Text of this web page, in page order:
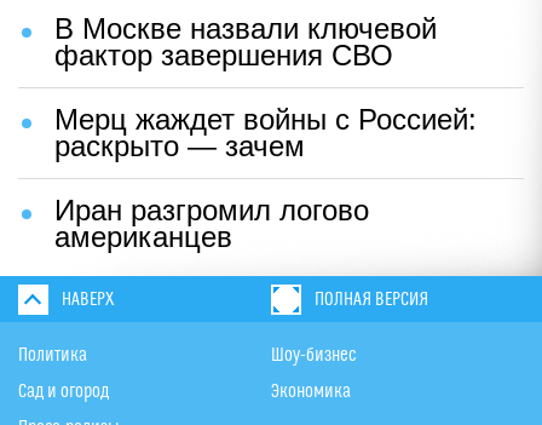
В Москве назвали ключевой
фактор завершения СВО
Мерц жаждет войны с Россией:
раскрыто — зачем
Иран разгромил логово
американцев
НАВЕРХ ПОЛНАЯ ВЕРСИЯ
Политика
Сад и огород
Шоу-бизнес
Экономика